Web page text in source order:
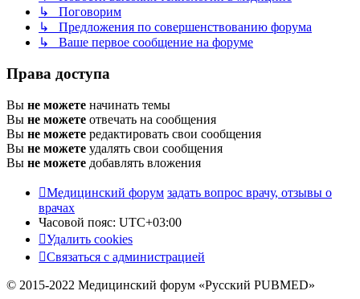
↳ Поговорим
↳ Предложения по совершенствованию форума
↳ Ваше первое сообщение на форуме
Права доступа
Вы не можете начинать темы
Вы не можете отвечать на сообщения
Вы не можете редактировать свои сообщения
Вы не можете удалять свои сообщения
Вы не можете добавлять вложения
Медицинский форум задать вопрос врачу, отзывы о
врачах
Часовой пояс: UTC+03:00
Удалить cookies
Связаться с администрацией
© 2015-2022 Медицинский форум «Русский PUBMED»